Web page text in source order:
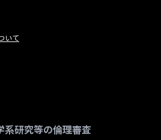
いて
系研究等の倫理審査